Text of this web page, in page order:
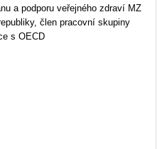
a podporu veřejného zdraví MZ
člen pracovní skupiny
s OECD